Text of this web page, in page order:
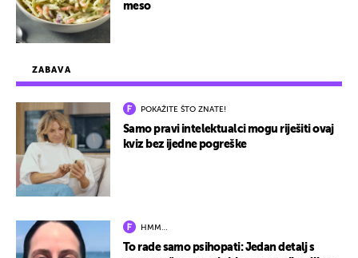
ZABAVA
POKAŽITE ŠTO ZNATE!
Samo pravi intelektualci mogu riješiti ovaj
kviz bez ijedne pogreške
HMM…
To rade samo psihopati: Jedan detalj s
meso